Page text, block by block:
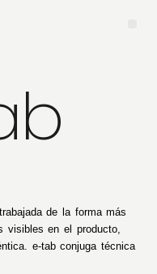
de la forma más
visibles en el producto,
e-tab conjuga técnica